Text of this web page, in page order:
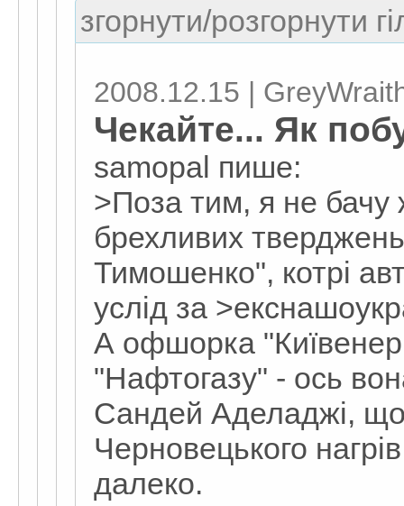
згорнути/розгорнути
2008.12.15 |
Чекайте... Як
samopal пише:
>Поза тим, я не бачу
брехливих
Тимошенко", котрі
услід за
А офшорка
"Нафтогазу" - ось
Сандей Аделаджі,
Черновецького
далеко.